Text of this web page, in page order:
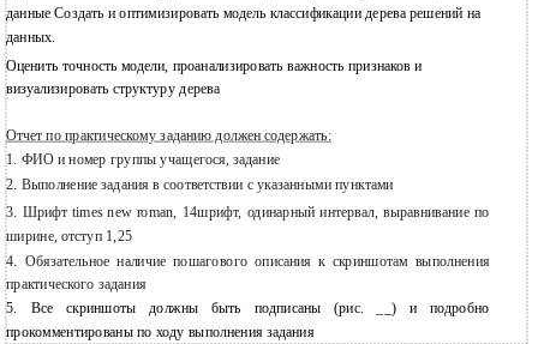
данные Создать и оптимизировать модель классификации дерева решений на
данных.
Оценить точность модели, проанализировать важность признаков и
визуализировать структуру дерева
Отчет по практическому заданию должен содержать:
1. ФИО и номер группы учащегося, задание
2. Выполнение задания в соответствии с указанными пунктами
3. Шрифт times new roman, 14шрифт, одинарный интервал, выравнивание по
ширине, отступ 1,25
4. Обязательное наличие пошагового описания к скриншотам выполнения
практического задания
5.
Все скриншоты должны быть подписаны (рис. __) и подробно
прокомментированы по ходу выполнения задания